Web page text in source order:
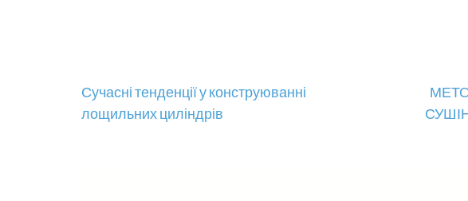
Навігація
записів
Сучасні тенденції у конструюванні
лощильних циліндрів